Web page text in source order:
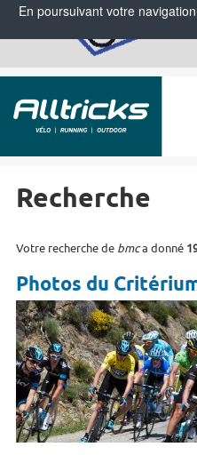
Recherche
Votre recherche de bmca donné
Photos du
En poursuivant votre